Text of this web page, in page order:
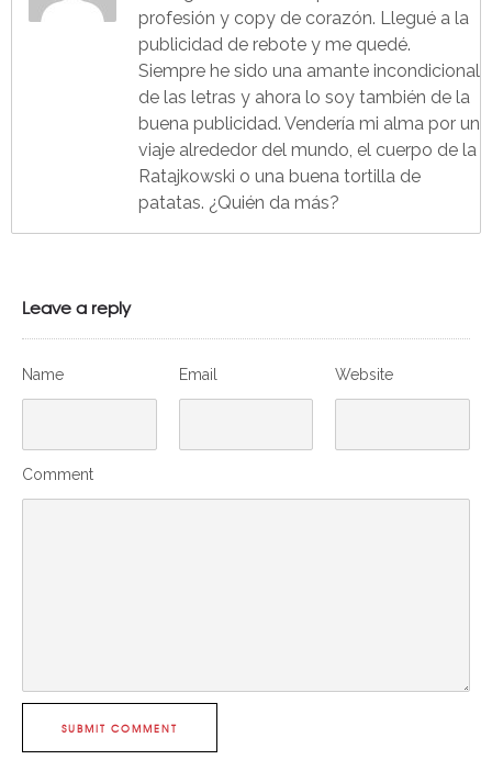
profesión y copy de corazón. Llegué a la
publicidad de rebote y me quedé.
Siempre he sido una amante incondicional
de las letras y ahora lo soy también de la
buena publicidad. Vendería mi alma por un
viaje alrededor del mundo, el cuerpo de la
Ratajkowski o una buena tortilla de
patatas. ¿Quién da más?
Leave a reply
Name Email Website
Comment
SUBMIT COMMENT